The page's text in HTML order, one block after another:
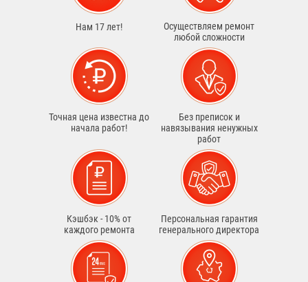
Нам 17 лет!
Осуществляем ремонт
любой сложности
Точная цена известна до
начала работ!
Без преписок и
навязывания ненужных
работ
Кэшбэк - 10% от
каждого ремонта
Персональная гарантия
генерального директора